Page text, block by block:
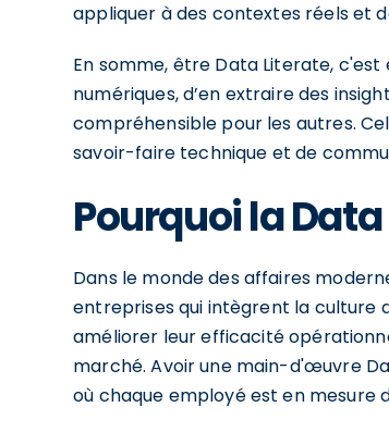
appliquer à des contextes réels et
En somme, être Data Literate,
numériques, d’en extraire des
compréhensible pour les autres.
savoir-faire technique et de
Pourquoi la
Dans le monde des affaires
entreprises qui intègrent la culture
améliorer leur efficacité
marché. Avoir une main-d'œuvre
où chaque employé est en mesure